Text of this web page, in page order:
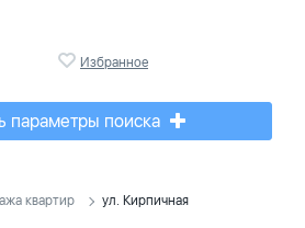
Избранное
параметры поиска
квартир ул. Кирпичная